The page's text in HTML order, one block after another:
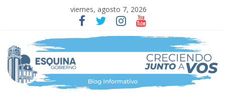
viernes, agosto 7, 2026